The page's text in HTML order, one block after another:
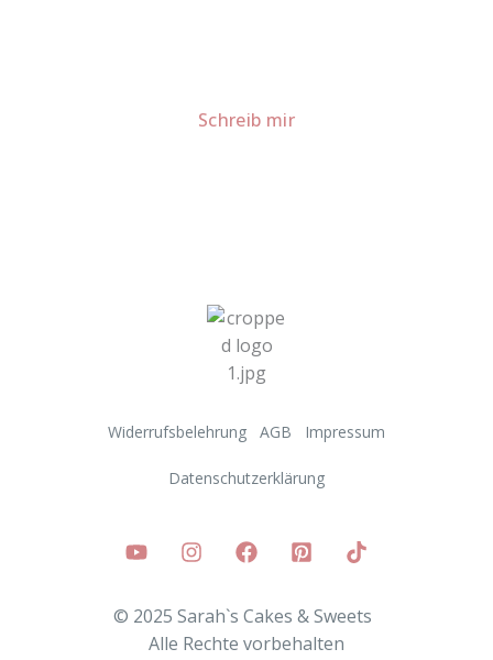
Schreib mir
Widerrufsbelehrung AGB Impressum
Datenschutzerklärung
© 2025 Sarah`s Cakes & Sweets
Alle Rechte vorbehalten